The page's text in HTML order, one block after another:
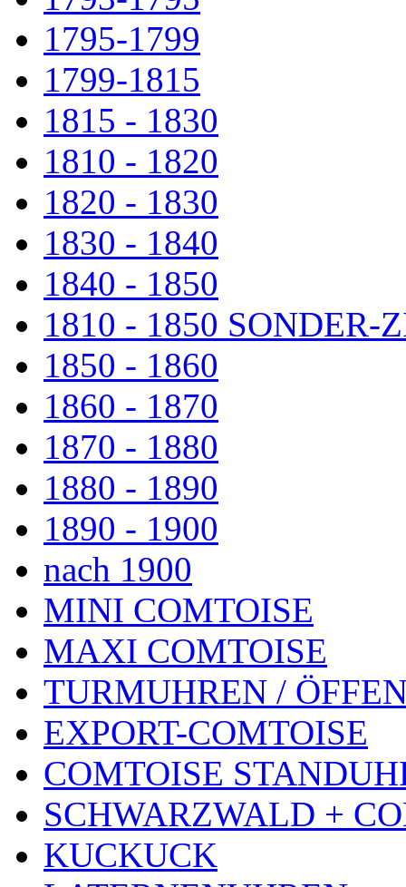
1795-1799
1799-1815
1815 - 1830
1810 - 1820
1820 - 1830
1830 - 1840
1840 - 1850
1810 - 1850 SONDER-
1850 - 1860
1860 - 1870
1870 - 1880
1880 - 1890
1890 - 1900
nach 1900
MINI COMTOISE
MAXI COMTOISE
TURMUHREN /
EXPORT-COMTOISE
COMTOISE
SCHWARZWALD +
KUCKUCK